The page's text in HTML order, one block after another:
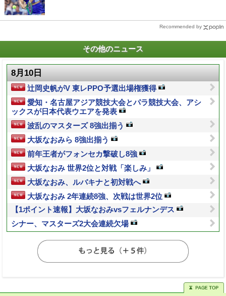
Recommended by
その他のニュース
8月10日
辻岡史帆がV 東レPPO予選出場権獲得
愛知・名古屋アジア競技大会とパラ競技大会、アシ
ックスが日本代表ウエアを発表
波乱のマスターズ 8強出揃う
大坂なおみら 8強出揃う
前年王者がフォンセカ撃破し8強
大坂なおみ 世界2位と対戦「楽しみ」
大坂なおみ、ルバキナと初対戦へ
大坂なおみ 2年連続8強、次戦は世界2位
【1ポイント速報】大坂なおみvsフェルナンデス
シナー、マスターズ2大会連続欠場